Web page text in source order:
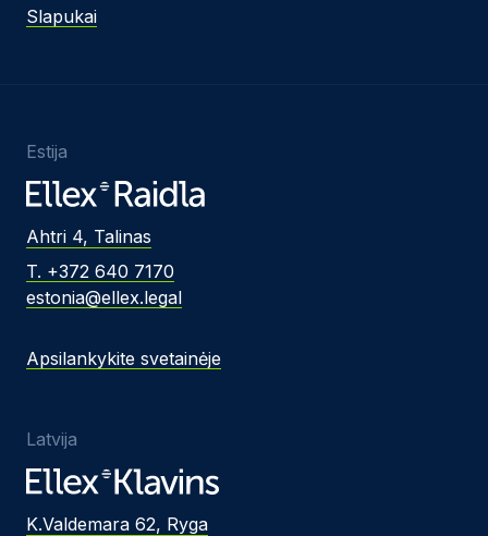
Slapukai
Estija
Ahtri 4, Talinas
T. +372 640 7170
estonia@ellex.legal
Apsilankykite svetainėje
Latvija
K.Valdemara 62, Ryga